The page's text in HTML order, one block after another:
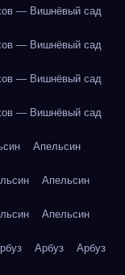
— Вишнёвый сад
— Вишнёвый сад
— Вишнёвый сад
— Вишнёвый сад
Апельсин
Апельсин
Апельсин
Арбуз Арбуз